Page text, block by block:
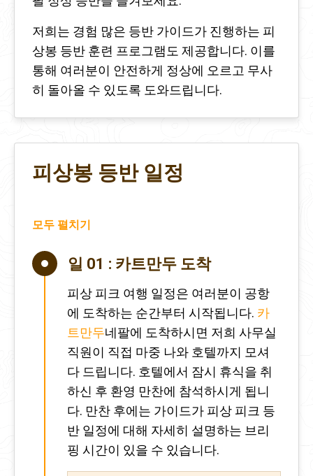
저희는 경험 많은 등반 가이드가 진행하는 피
상봉 등반 훈련 프로그램도 제공합니다. 이를
통해 여러분이 안전하게 정상에 오르고 무사
히 돌아올 수 있도록 도와드립니다.
피상봉 등반 일정
모두 펼치기
일 01 : 카트만두 도착
피상 피크 여행 일정은 여러분이 공항
에 도착하는 순간부터 시작됩니다. 카
트만두네팔에 도착하시면 저희 사무실
직원이 직접 마중 나와 호텔까지 모셔
다 드립니다. 호텔에서 잠시 휴식을 취
하신 후 환영 만찬에 참석하시게 됩니
다. 만찬 후에는 가이드가 피상 피크 등
반 일정에 대해 자세히 설명하는 브리
핑 시간이 있을 수 있습니다.